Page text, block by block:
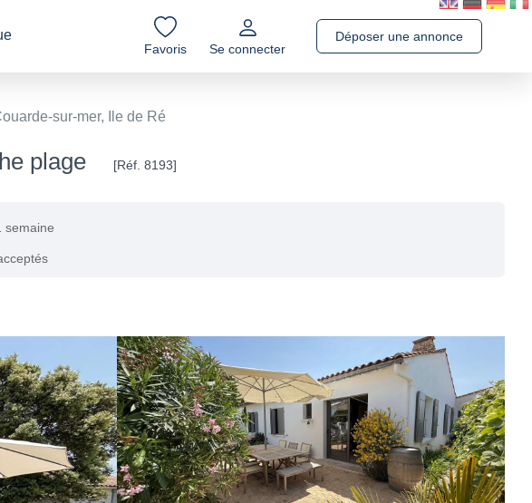
Favoris Se connecter
Déposer une annonce
sur-mer, Ile de Ré
plage [Réf. 8193]
semaine